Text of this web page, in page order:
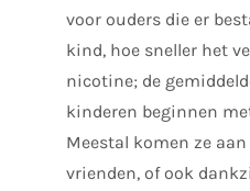
voor ouders die er
kind, hoe sneller het
nicotine; de
kinderen beginnen
Meestal komen ze
vrienden, of ook